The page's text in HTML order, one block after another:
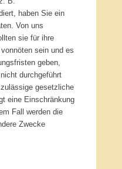
haben Sie ein
Von uns
sie für ihre
sein und es
geben,
durchgeführt
gesetzliche
eine Einschränkung
Fall werden die
Zwecke